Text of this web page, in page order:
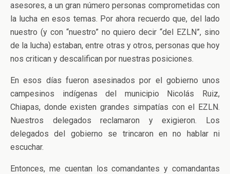
asesores, a un gran número personas comprometidas con
la lucha en esos temas. Por ahora recuerdo que, del lado
nuestro (y con “nuestro” no quiero decir “del EZLN”, sino
de la lucha) estaban, entre otras y otros, personas que hoy
nos critican y descalifican por nuestras posiciones.
En esos días fueron asesinados por el gobierno unos
campesinos indígenas del municipio Nicolás Ruiz,
Chiapas, donde existen grandes simpatías con el EZLN.
Nuestros delegados reclamaron y exigieron. Los
delegados del gobierno se trincaron en no hablar ni
escuchar.
Entonces, me cuentan los comandantes y comandantas